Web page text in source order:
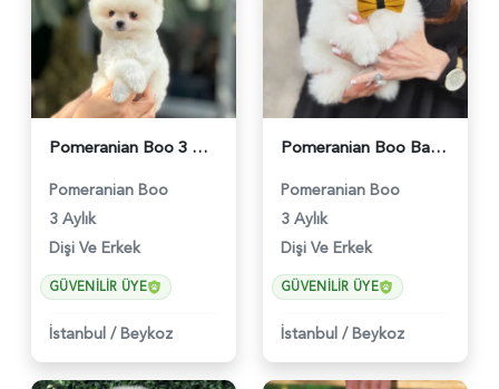
Pomeranian Boo 3 Aylık Bebişlerimiz - 6037
Pomeranian Boo
3 Aylık
Dişi Ve Erkek
GÜVENILIR ÜYE
İstanbul / Beykoz
Pomeranian Boo Baby Face Yavrularımız - 6023
Pomeranian Boo
3 Aylık
Dişi Ve Erkek
GÜVENILIR ÜYE
İstanbul / Beykoz